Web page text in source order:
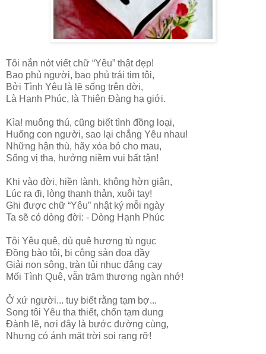
Tôi nắn nót viết chữ “Yêu” thật đẹp!
Bao phủ người, bao phủ trái tim tôi,
Bởi Tình Yêu là lẽ sống trên đời,
Là Hạnh Phúc, là Thiên Đàng hạ giới.
Kìa! muông thú, cũng biết tình đồng loại,
Huống con người, sao lại chẳng Yêu nhau!
Những hận thù, hãy xóa bỏ cho mau,
Sống vị tha, hưởng niềm vui bất tận!
Khi vào đời, hiền lành, không hờn giận,
Lúc ra đi, lòng thanh thản, xuôi tay!
Ghi được chữ “Yêu” nhật ký mỗi ngày
Ta sẽ có dòng đời: - Dòng Hạnh Phúc
Tôi Yêu quê, dù quê hương tù ngục
Đồng bào tôi, bị cộng sản đọa đầy
Giải non sông, tràn tủi nhục đắng cay
Mối Tình Quê, vẫn trăm thương ngàn nhớ!
Ở xứ người... tuy biết rằng tạm bợ...
Song tôi Yêu tha thiết, chốn tạm dung
Đành lẽ, nơi đây là bước đường cùng,
Nhưng có ánh mặt trời soi rạng rỡ!